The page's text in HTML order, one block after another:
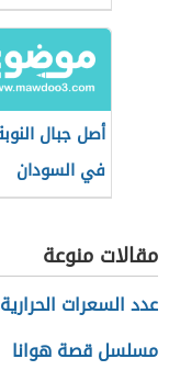
الجيولوجيا
والأحداث
أصل جبال
في السودان
مقالات منوعة
عدد السعرات
مسلسل قصة هوانا